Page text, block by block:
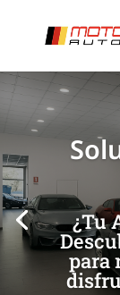
¿Tu
para
[/et_pb_slide] [/